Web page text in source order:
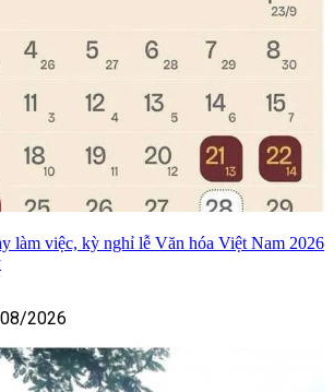
làm việc, kỳ nghỉ lễ Văn hóa Việt Nam 2026
2026